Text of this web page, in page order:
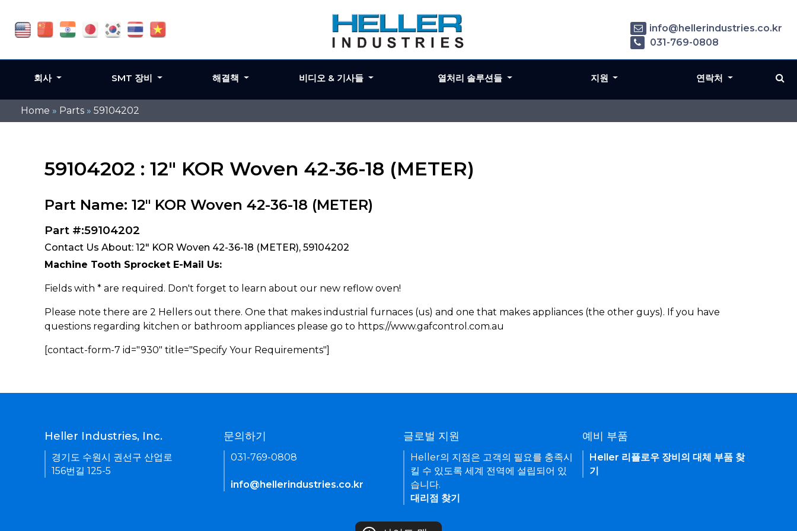
Home » Parts » 59104202
59104202 : 12" KOR Woven 42-36-18 (METER)
Part Name: 12" KOR Woven 42-36-18 (METER)
Part #:59104202
Contact Us About: 12" KOR Woven 42-36-18 (METER), 59104202
Machine Tooth Sprocket E-Mail Us:
Fields with * are required. Don't forget to learn about our new reflow oven!
Please note there are 2 Hellers out there. One that makes industrial furnaces (us) and one that makes appliances (the other guys). If you have
questions regarding kitchen or bathroom appliances please go to https://www.gafcontrol.com.au
[contact-form-7 id="930" title="Specify Your Requirements"]
info@hellerindustries.co.kr
031-769-0808
회사 SMT 장비 해결책 비디오 & 기사들 열처리 솔루션들 지원 연락처
Heller Industries, Inc.
경기도 수원시 권선구 산업로
156번길 125-5
문의하기
031-769-0808
info@hellerindustries.co.kr
글로벌 지원
Heller의 지점은 고객의 필요를 충족시
킬 수 있도록 세계 전역에 설립되어 있
습니다.
대리점 찾기
예비 부품
Heller 리플로우 장비의 대체 부품 찾
기